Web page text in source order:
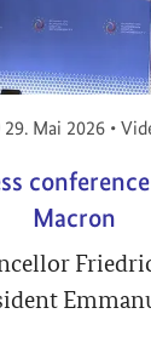
Veröffentlicht am:
29. Mai 2026 •
Macron